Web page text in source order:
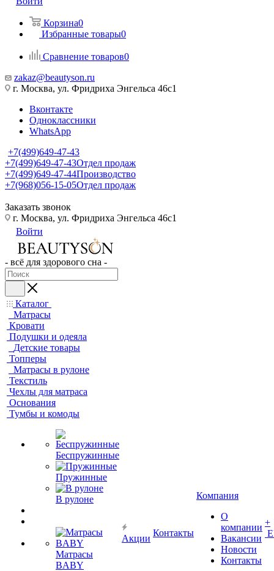
Корзина0
Избранные товары0
Сравнение товаров0
zakaz@beautyson.ru
г. Москва, ул. Фридриха Энгельса 46с1
Вконтакте
Одноклассники
WhatsApp
+7(499)649-47-43
+7(499)649-47-43Отдел продаж
+7(499)649-47-44Производство
+7(968)056-15-05Отдел продаж
Заказать звонок
г. Москва, ул. Фридриха Энгельса 46с1
Войти
- всё для здорового сна -
Каталог
Матрасы
Кровати
Подушки и одеяла
Детские товары
Топперы
Матрасы в рулоне
Текстиль
Чехлы для матраса
Основания
Тумбы и комоды
Беспружинные
Пружинные
В рулоне
Матрасы
BABY
Акции
Контакты
Компания
О
компании
Вакансии
Новости
Контакты
+